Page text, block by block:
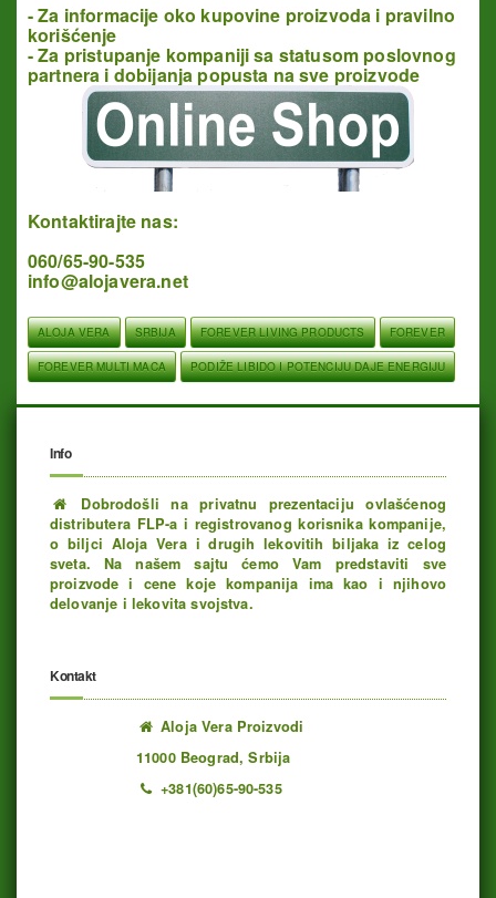
- Za informacije oko kupovine proizvoda i pravilno
korišćenje
- Za pristupanje kompaniji sa statusom poslovnog
partnera i dobijanja popusta na sve proizvode
Kontaktirajte nas:
060/65-90-535
info@alojavera.net
ALOJA VERA SRBIJA FOREVER LIVING PRODUCTS FOREVER
FOREVER MULTI MACA PODIŽE LIBIDO I POTENCIJU DAJE ENERGIJU
Info
Dobrodošli na privatnu prezentaciju ovlašćenog
distributera FLP-a i registrovanog korisnika kompanije,
o biljci Aloja Vera i drugih lekovitih biljaka iz celog
sveta. Na našem sajtu ćemo Vam predstaviti sve
proizvode i cene koje kompanija ima kao i njihovo
delovanje i lekovita svojstva.
Kontakt
Aloja Vera Proizvodi
11000 Beograd, Srbija
+381(60)65-90-535